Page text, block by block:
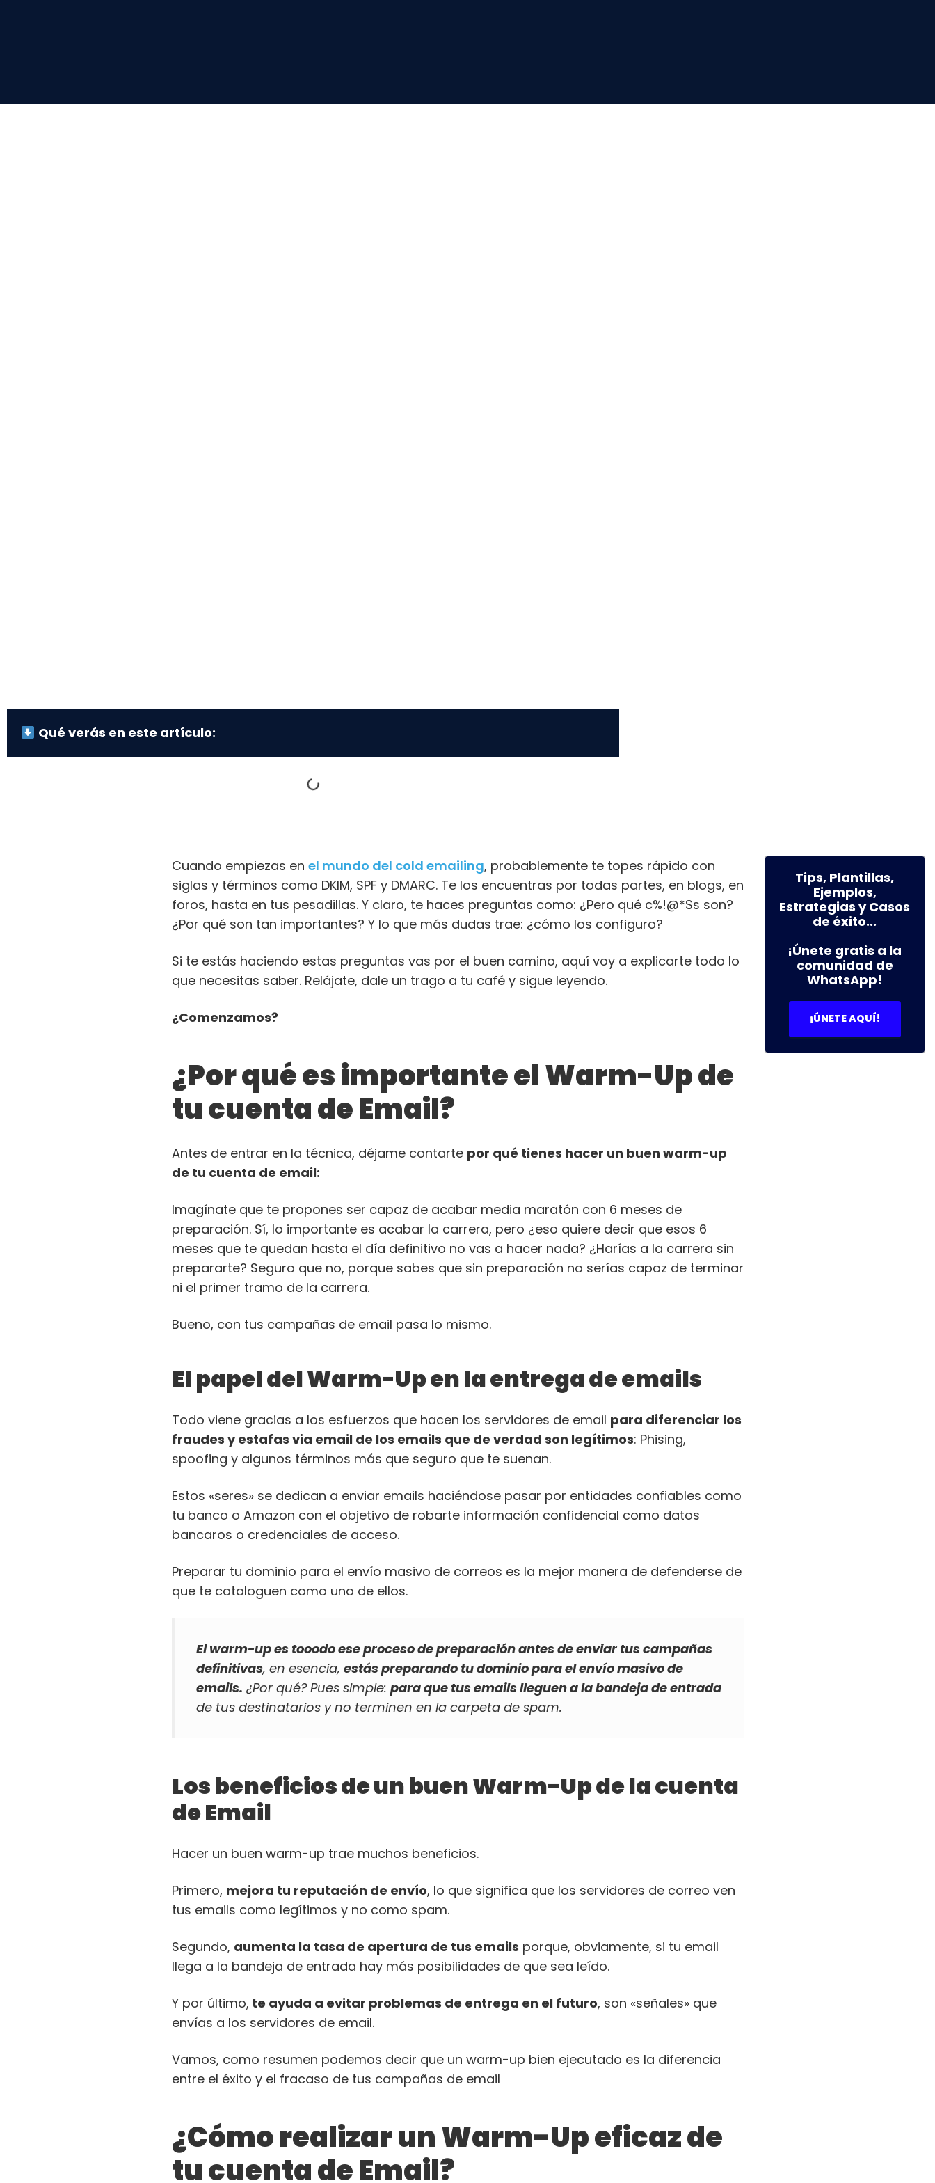
Qué verás en este artículo:
Cuando empiezas enel mundo del cold emailing, probablemente te topes rápido con
siglas y términos como DKIM, SPF y DMARC. Te los encuentras por todas partes, en blogs, en
foros, hasta en tus pesadillas. Y claro, te haces preguntas como: ¿Pero qué c%!@*$s son?
¿Por qué son tan importantes? Y lo que más dudas trae: ¿cómo los configuro?
Si te estás haciendo estas preguntas vas por el buen camino, aquí voy a explicarte todo lo
que necesitas saber. Relájate, dale un trago a tu café y sigue leyendo.
¿Comenzamos?
¿Por qué es importante el Warm-Up de
tu cuenta de Email?
Antes de entrar en la técnica, déjame contarte por qué tienes hacer un buen warm-up
de tu cuenta de email:
Imagínate que te propones ser capaz de acabar media maratón con 6 meses de
preparación. Sí, lo importante es acabar la carrera, pero ¿eso quiere decir que esos 6
meses que te quedan hasta el día definitivo no vas a hacer nada? ¿Harías a la carrera sin
prepararte? Seguro que no, porque sabes que sin preparación no serías capaz de terminar
ni el primer tramo de la carrera.
Bueno, con tus campañas de email pasa lo mismo.
El papel del Warm-Up en la entrega de emails
Todo viene gracias a los esfuerzos que hacen los servidores de email para diferenciar los
fraudes y estafas via email de los emails que de verdad son legítimos: Phising,
spoofing y algunos términos más que seguro que te suenan.
Estos «seres» se dedican a enviar emails haciéndose pasar por entidades confiables como
tu banco o Amazon con el objetivo de robarte información confidencial como datos
bancaros o credenciales de acceso.
Preparar tu dominio para el envío masivo de correos es la mejor manera de defenderse de
que te cataloguen como uno de ellos.
El warm-up es tooodo ese proceso de preparación antes de enviar tus campañas
definitivas, en esencia,estás preparando tu dominio para el envío masivo de
emails. ¿Por qué? Pues simple:para que tus emails lleguen a la bandeja de entrada
de tus destinatarios y no terminen en la carpeta de spam.
Los beneficios de un buen Warm-Up de la cuenta
de Email
Hacer un buen warm-up trae muchos beneficios.
Primero, mejora tu reputación de envío, lo que significa que los servidores de correo ven
tus emails como legítimos y no como spam.
Segundo, aumenta la tasa de apertura de tus emails porque, obviamente, si tu email
llega a la bandeja de entrada hay más posibilidades de que sea leído.
Y por último, te ayuda a evitar problemas de entrega en el futuro, son «señales» que
envías a los servidores de email.
Vamos, como resumen podemos decir que un warm-up bien ejecutado es la diferencia
entre el éxito y el fracaso de tus campañas de email
¿Cómo realizar un Warm-Up eficaz de
tu cuenta de Email?
Tips, Plantillas,
Ejemplos,
Estrategias y Casos
de éxito...
¡Únete gratis a la
comunidad de
WhatsApp!
¡ÚNETE AQUÍ!